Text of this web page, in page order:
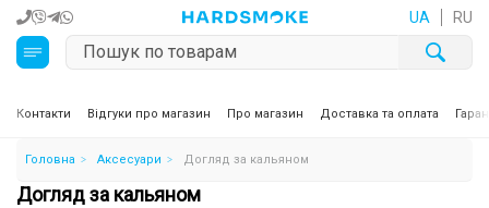
UA RU
Кальяни
Тютюн для кальяну та кальянні суміші
Контакти Відгуки про магазин Про магазин Доставка та оплата
Головна Аксесуари Догляд за кальяном
Догляд за кальяном